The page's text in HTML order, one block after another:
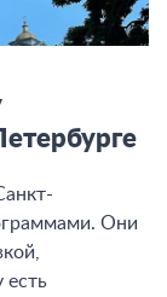
Они
есть